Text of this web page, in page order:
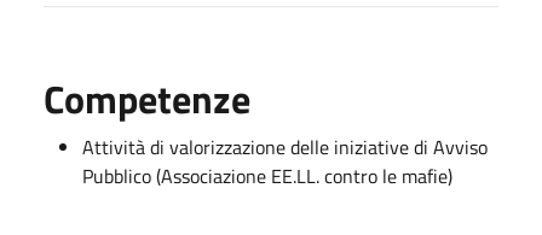
Competenze
Attività di valorizzazione delle iniziative di Avviso
Pubblico (Associazione EE.LL. contro le mafie)